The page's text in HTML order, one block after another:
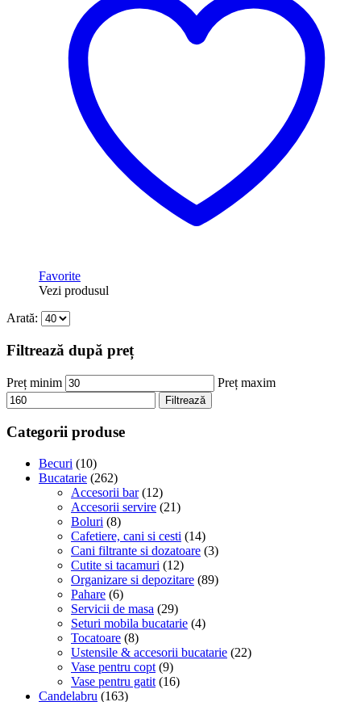
Favorite
Vezi produsul
Arată:
Filtrează după preț
Preț minim Preț maxim
Filtrează
Categorii produse
Becuri (10)
Bucatarie (262)
Accesorii bar (12)
Accesorii servire (21)
Boluri (8)
Cafetiere, cani si cesti (14)
Cani filtrante si dozatoare (3)
Cutite si tacamuri (12)
Organizare si depozitare (89)
Pahare (6)
Servicii de masa (29)
Seturi mobila bucatarie (4)
Tocatoare (8)
Ustensile & accesorii bucatarie (22)
Vase pentru copt (9)
Vase pentru gatit (16)
Candelabru (163)